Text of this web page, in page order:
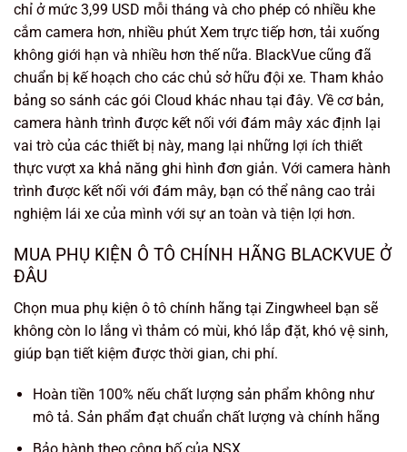
chỉ ở mức 3,99 USD mỗi tháng và cho phép có nhiều khe
cắm camera hơn, nhiều phút Xem trực tiếp hơn, tải xuống
không giới hạn và nhiều hơn thế nữa. BlackVue cũng đã
chuẩn bị kế hoạch cho các chủ sở hữu đội xe. Tham khảo
bảng so sánh các gói Cloud khác nhau tại đây. Về cơ bản,
camera hành trình được kết nối với đám mây xác định lại
vai trò của các thiết bị này, mang lại những lợi ích thiết
thực vượt xa khả năng ghi hình đơn giản. Với camera hành
trình được kết nối với đám mây, bạn có thể nâng cao trải
nghiệm lái xe của mình với sự an toàn và tiện lợi hơn.
MUA PHỤ KIỆN Ô TÔ CHÍNH HÃNG BLACKVUE Ở
ĐÂU
Chọn mua phụ kiện ô tô chính hãng tại Zingwheel bạn sẽ
không còn lo lắng vì thảm có mùi, khó lắp đặt, khó vệ sinh,
giúp bạn tiết kiệm được thời gian, chi phí.
Hoàn tiền 100% nếu chất lượng sản phẩm không như
mô tả. Sản phẩm đạt chuẩn chất lượng và chính hãng